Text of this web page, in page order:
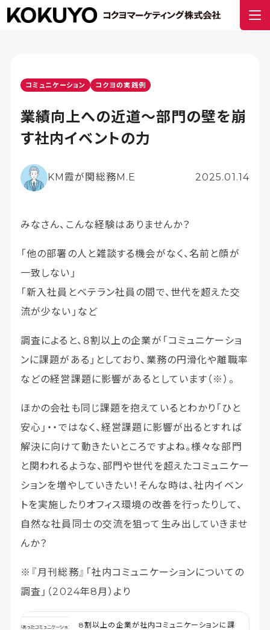
コミュニケーション コクヨの実践例
業績向上への近道～部門の壁を崩
す社内イベントの力
KM霞が関総務M.E 2025.01.14
みなさん、こんな経験はありませんか？
「他の部署の人と雑談する機会がなく、名前と顔が
一致しない」
「新入社員とベテラン社員の間で、世代を超えた交
流が少ない」など
調査によると、８割以上の企業が「コミュニケーショ
ンに課題がある」としており、業務の円滑化や離職率
などの経営課題に影響があるとしています（※）。
ほかの会社も同じ課題を抱えているとわかり「ひと
安心」・・ではなく、経営課題に影響が出るとすれば
解決に向けて動きたいところですよね。様々な部門
と関われるような、部門や世代を超えたコミュニケー
ションを増やしていきたい！そんな時は、社内イベン
トを実施したりオフィス環境の改善を行ったりして、
自然な社員同士の交流を狙って生み出していきませ
んか？
※『月刊総務』「社内コミュニケーションについての
調査」（2024年8月）より
8割以上の企業が社内コミュニケーションに課